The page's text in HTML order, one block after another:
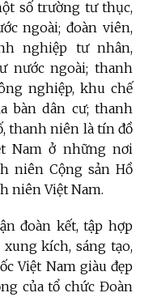
số trường tư thục,
ngoài; đoàn viên,
nghiệp tư nhân,
nước ngoài; thanh
nghiệp, khu chế
bàn dân cư; thanh
thanh niên là tín đồ
Nam ở những nơi
niên Cộng sản Hồ
niên Việt Nam.
đoàn kết, tập hợp
kích, sáng tạo,
Việt Nam giàu đẹp
của tổ chức Đoàn